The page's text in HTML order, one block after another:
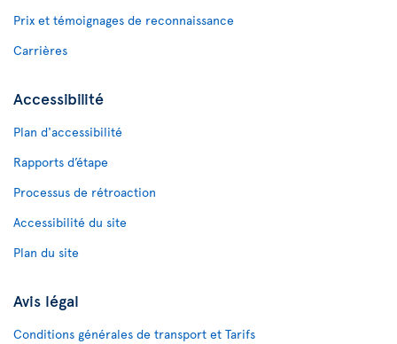
Prix et témoignages de reconnaissance
Carrières
Accessibilité
Plan d'accessibilité
Rapports d’étape
Processus de rétroaction
Accessibilité du site
Plan du site
Avis légal
Conditions générales de transport et Tarifs